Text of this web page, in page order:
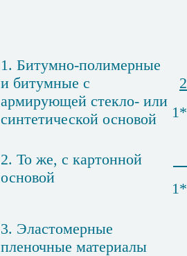
1. Битумно-полимерные
и би­тумные с
армирующей стекло- или
синтетичес­кой основой
2. То же, с картонной
основой
3. Эластомерные
пленочные мате­риалы